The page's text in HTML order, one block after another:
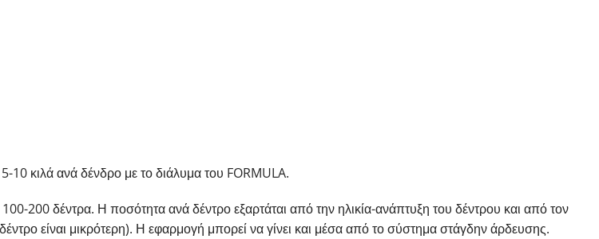
10 κιλά ανά δένδρο με το διάλυμα του FORMULA.
200 δέντρα. Η ποσότητα ανά δέντρο εξαρτάται από την ηλικία-ανάπτυξη του δέντρου και από τον
είναι μικρότερη). Η εφαρμογή μπορεί να γίνει και μέσα από το σύστημα στάγδην άρδευσης.